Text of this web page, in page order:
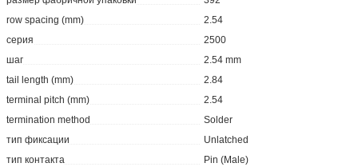
row spacing (mm)
2.54
серия
2500
шаг
2.54 mm
tail length (mm)
2.84
terminal pitch (mm)
2.54
termination method
Solder
тип фиксации
Unlatched
тип контакта
Pin (Male)